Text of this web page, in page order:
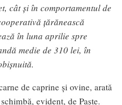
cât și în comportamentul de
țărănească
în luna aprilie spre
medie de 310 lei, în
de caprine și ovine, arată
evident, de Paște.